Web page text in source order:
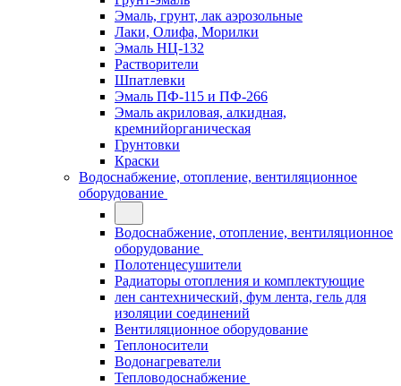
Эмаль, грунт, лак аэрозольные
Лаки, Олифа, Морилки
Эмаль НЦ-132
Растворители
Шпатлевки
Эмаль ПФ-115 и ПФ-266
Эмаль акриловая, алкидная,
кремнийорганическая
Грунтовки
Краски
Водоснабжение, отопление, вентиляционное
оборудование
Водоснабжение, отопление, вентиляционное
оборудование
Полотенцесушители
Радиаторы отопления и комплектующие
лен сантехнический, фум лента, гель для
изоляции соединений
Вентиляционное оборудование
Теплоносители
Водонагреватели
Тепловодоснабжение